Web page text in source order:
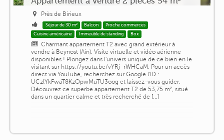
Près de Birieux
Séjour de 30 m² Balcon
Proche commerces
Cuisine américaine
Immeuble de standing Box
Charmant appartement T2 avec grand extérieur à
vendre à Beynost (Ain). Visite virtuelle et vidéo aérienne
disponibles ! Plongez dans l'univers unique de ce bien en le
visitant sur https://youtu.be/vYRj_rWHCaM. Pour un accès
direct via YouTube, recherchez sur Google l'ID :
UCzlYkFwaT8KzOpwMuTU3oog et laissez-vous guider.
Découvrez ce superbe appartement T2 de 53,75 m², situé
dans un quartier calme et très recherché de [...]